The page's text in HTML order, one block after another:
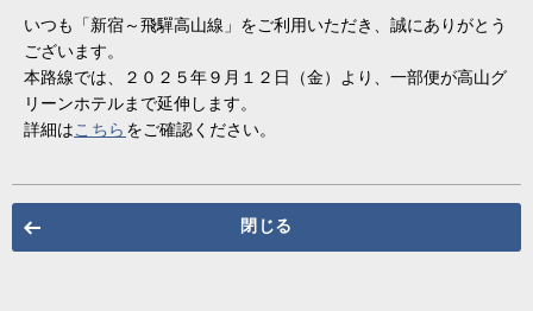
いつも「新宿～飛驒高山線」をご利用いただき、誠にありがとう
ございます。
本路線では、２０２５年９月１２日（金）より、一部便が高山グ
リーンホテルまで延伸します。
詳細はこちら をご確認ください。
閉じる